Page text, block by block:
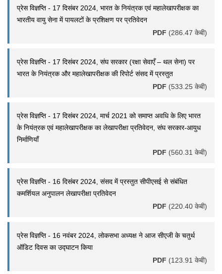
प्रेस विज्ञप्ति - 17 दिसंबर 2024, भारत के नियंत्रक एवं महालेखापरीक्षक का
भारतीय वायु सेना में पायलटों के प्रशिक्षण पर प्रतिवेदन
PDF (286.47 केबी)
प्रेस विज्ञप्ति - 17 दिसंबर 2024, संघ सरकार (रक्षा सेवाएँ – थल सेना) पर
भारत के नियंत्रक और महालेखापरीक्षक की रिपोर्ट संसद में प्रस्तुत
PDF (533.25 केबी)
प्रेस विज्ञप्ति - 17 दिसंबर 2024, मार्च 2021 को समाप्त अवधि के लिए भारत
के नियंत्रक एवं महालेखापरीक्षक का लेखापरीक्षा प्रतिवेदन, संघ सरकार-आयुध
निर्माणियाँ
PDF (560.31 केबी)
प्रेस विज्ञप्ति - 16 दिसंबर 2024, संसद में प्रस्तुत सीपीएसई से संबंधित
कमर्शियल अनुपालन लेखापरीक्षा प्रतिवेदन
PDF (220.40 केबी)
प्रेस विज्ञप्ति - 16 नवंबर 2024, लोकसभा अध्यक्ष ने आज सीएजी के चतुर्थ
ऑडिट दिवस का उद्घाटन किया
PDF (123.91 केबी)